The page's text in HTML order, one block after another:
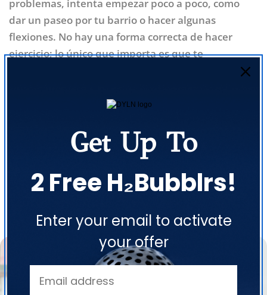
problemas, intenta empezar poco a poco, como
dar un paseo por tu barrio o hacer algunas
flexiones. No hay una forma correcta de hacer
ejercicio; lo único que importa es que te
mantengas activo y respires aire fresco todos los
COPIAR
Facebook
Compartir
Pin
en
Get Up To
2 Free H₂Bubblrs!
Enter your email to activate
your offer